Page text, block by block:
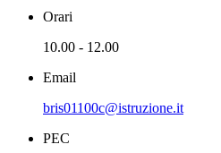
Orari
10.00 - 12.00
Email
bris01100c@istruzione.it
PEC